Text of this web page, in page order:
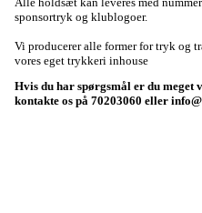
sponsortryk og klublogoer.
Vi producerer alle former for tryk og
vores eget trykkeri inhouse
Hvis du har spørgsmål er du meget
kontakte os på 70203060 eller